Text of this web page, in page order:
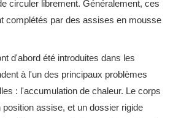
circuler librement. Généralement, ces
complétés par des assises en mousse
d'abord été introduites dans les
à l'un des principaux problèmes
: l'accumulation de chaleur. Le corps
assise, et un dossier rigide